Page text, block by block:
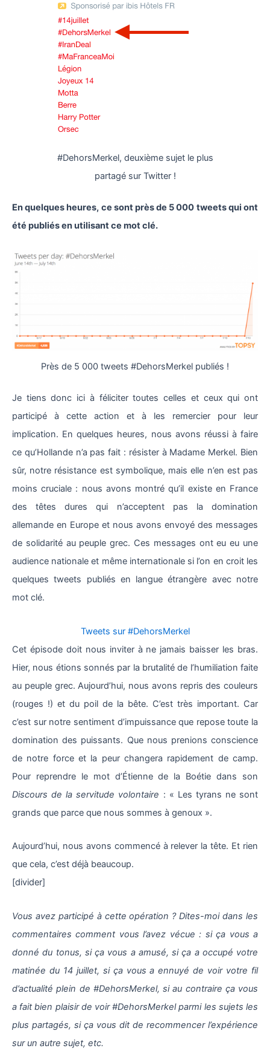
#DehorsMerkel, deuxième sujet le plus
partagé sur Twitter !
En quelques heures, ce sont près de 5 000 tweets qui ont
été publiés en utilisant ce mot clé.
Près de 5 000 tweets #DehorsMerkel publiés !
Je tiens donc ici à féliciter toutes celles et ceux qui ont
participé à cette action et à les remercier pour leur
implication. En quelques heures, nous avons réussi à faire
ce qu’Hollande n’a pas fait : résister à Madame Merkel. Bien
sûr, notre résistance est symbolique, mais elle n’en est pas
moins cruciale : nous avons montré qu’il existe en France
des têtes dures qui n’acceptent pas la domination
allemande en Europe et nous avons envoyé des messages
de solidarité au peuple grec. Ces messages ont eu eu une
audience nationale et même internationale si l’on en croit les
quelques tweets publiés en langue étrangère avec notre
mot clé.
Tweets sur #DehorsMerkel
Cet épisode doit nous inviter à ne jamais baisser les bras.
Hier, nous étions sonnés par la brutalité de l’humiliation faite
au peuple grec. Aujourd’hui, nous avons repris des couleurs
(rouges !) et du poil de la bête. C’est très important. Car
c’est sur notre sentiment d’impuissance que repose toute la
domination des puissants. Que nous prenions conscience
de notre force et la peur changera rapidement de camp.
Pour reprendre le mot d’Étienne de la Boétie dans son
Discours de la servitude volontaire : « Les tyrans ne sont
grands que parce que nous sommes à genoux ».
Aujourd’hui, nous avons commencé à relever la tête. Et rien
que cela, c’est déjà beaucoup.
[divider]
Vous avez participé à cette opération ? Dites-moi dans les
commentaires comment vous l’avez vécue : si ça vous a
donné du tonus, si ça vous a amusé, si ça a occupé votre
matinée du 14 juillet, si ça vous a ennuyé de voir votre fil
d’actualité plein de #DehorsMerkel, si au contraire ça vous
a fait bien plaisir de voir #DehorsMerkel parmi les sujets les
plus partagés, si ça vous dit de recommencer l’expérience
sur un autre sujet, etc.